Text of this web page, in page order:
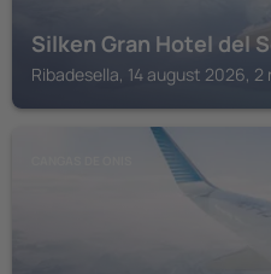
Silken Gran Hotel del
Ribadesella, 14 august 2026, 2